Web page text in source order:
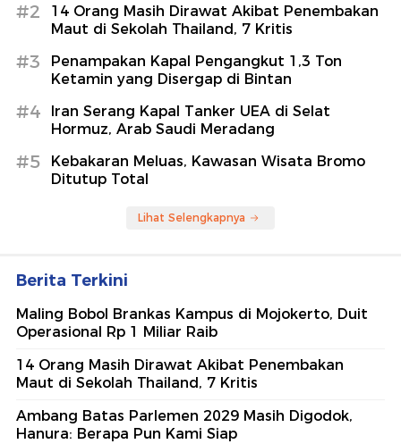
#2
14 Orang Masih Dirawat Akibat Penembakan
Maut di Sekolah Thailand, 7 Kritis
#3
Penampakan Kapal Pengangkut 1,3 Ton
Ketamin yang Disergap di Bintan
#4
Iran Serang Kapal Tanker UEA di Selat
Hormuz, Arab Saudi Meradang
#5
Kebakaran Meluas, Kawasan Wisata Bromo
Ditutup Total
Lihat Selengkapnya
Berita Terkini
Maling Bobol Brankas Kampus di Mojokerto, Duit
Operasional Rp 1 Miliar Raib
14 Orang Masih Dirawat Akibat Penembakan
Maut di Sekolah Thailand, 7 Kritis
Ambang Batas Parlemen 2029 Masih Digodok,
Hanura: Berapa Pun Kami Siap